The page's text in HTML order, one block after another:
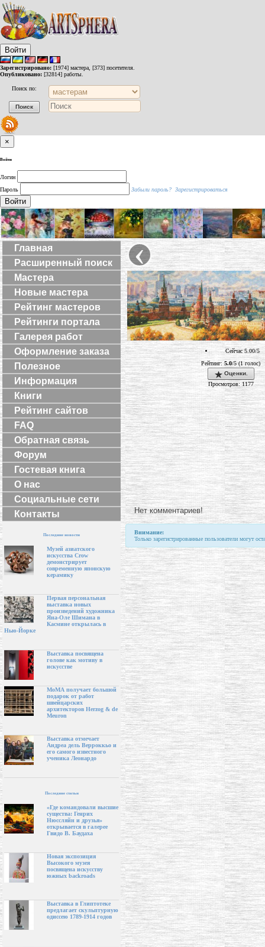
Войти
Зарегистрировано: [1974] мастера, [373] посетителя.
Опубликовано: [32814] работы.
Поиск по:
×
Войти
Логин
Пароль
Забыли пароль? Зарегистрироваться
Войти
Главная
Расширенный поиск
Мастера
Новые мастера
Рейтинг мастеров
Рейтинги портала
Галерея работ
Оформление заказа
Полезное
Информация
Книги
Рейтинг сайтов
FAQ
Обратная связь
Форум
Гостевая книга
О нас
Социальные сети
Контакты
Последние новости
Музей азиатского
искусства Crow
демонстрирует
современную японскую
керамику
Первая персональная
выставка новых
произведений художника
Яна-Оле Шимана в
Касмине открылась в
Нью-Йорке
Выставка посвящена
голове как мотиву в
искусстве
МоМА получает большой
подарок от работ
швейцарских
архитекторов Herzog & de
Meuron
Выставка отмечает
Андреа дель Верроккьо и
его самого известного
ученика Леонардо
Последние статьи
«Где командовали высшие
существа: Генрих
Нюссляйн и друзья»
открывается в галерее
Гвидо В. Баудаха
Новая экспозиция
Высокого музея
посвящена искусству
южных backroads
Выставка в Глиптотеке
предлагает скульптурную
одиссею 1789-1914 годов
‹
Сейчас 5.00/5
Рейтинг:5.0/5 (1 голос)
Оценки.
Просмотров: 1177
Нет комментариев!
Внимание:
Только зарегистрированные пользователи могут